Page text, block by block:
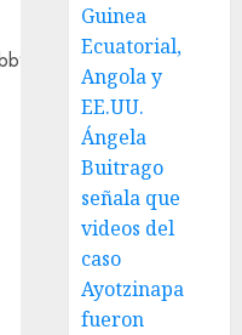
Guinea
Ecuatorial,
Angola y
EE.UU.
Ángela
Buitrago
señala que
videos del
caso
Ayotzinapa
fueron